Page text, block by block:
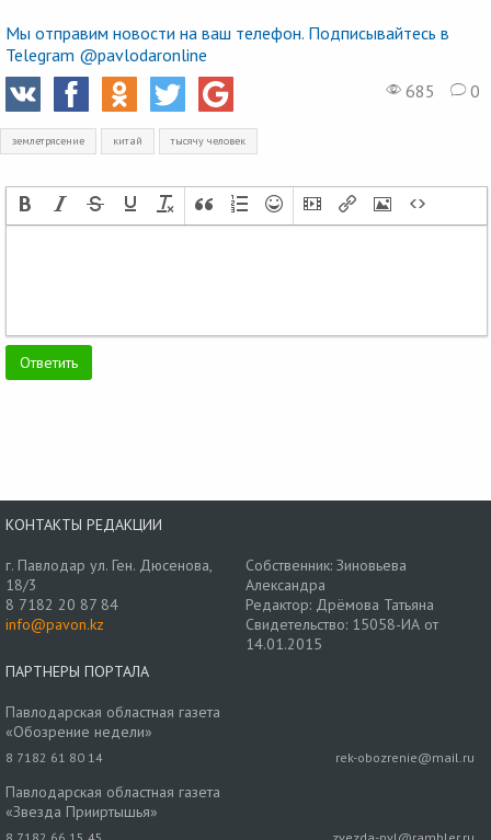
Мы отправим новости на ваш телефон. Подписывайтесь в
Telegram @pavlodaronline
685
0
землетрясение китай тысячу человек
КОНТАКТЫ РЕДАКЦИИ
г. Павлодар ул. Ген. Дюсенова,
18/3
8 7182 20 87 84
info@pavon.kz
Собственник: Зиновьева
Александра
Редактор: Дрёмова Татьяна
Свидетельство: 15058-ИА от
14.01.2015
ПАРТНЕРЫ ПОРТАЛА
Павлодарская областная газета
«Обозрение недели»
8 7182 61 80 14 rek-obozrenie@mail.ru
Павлодарская областная газета
«Звезда Прииртышья»